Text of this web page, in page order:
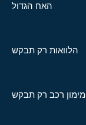
האח הגדול
הלוואות רק תבקש
מימון רכב רק תבקש